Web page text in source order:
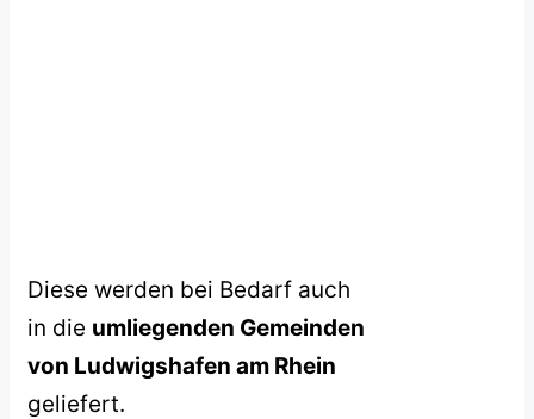
Diese werden bei Bedarf auch
in die umliegenden Gemeinden
von Ludwigshafen am Rhein
geliefert.